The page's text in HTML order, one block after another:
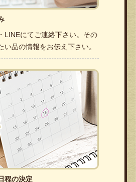
LINEにてご連絡下さい。その
い品の情報をお伝え下さい。
程の決定